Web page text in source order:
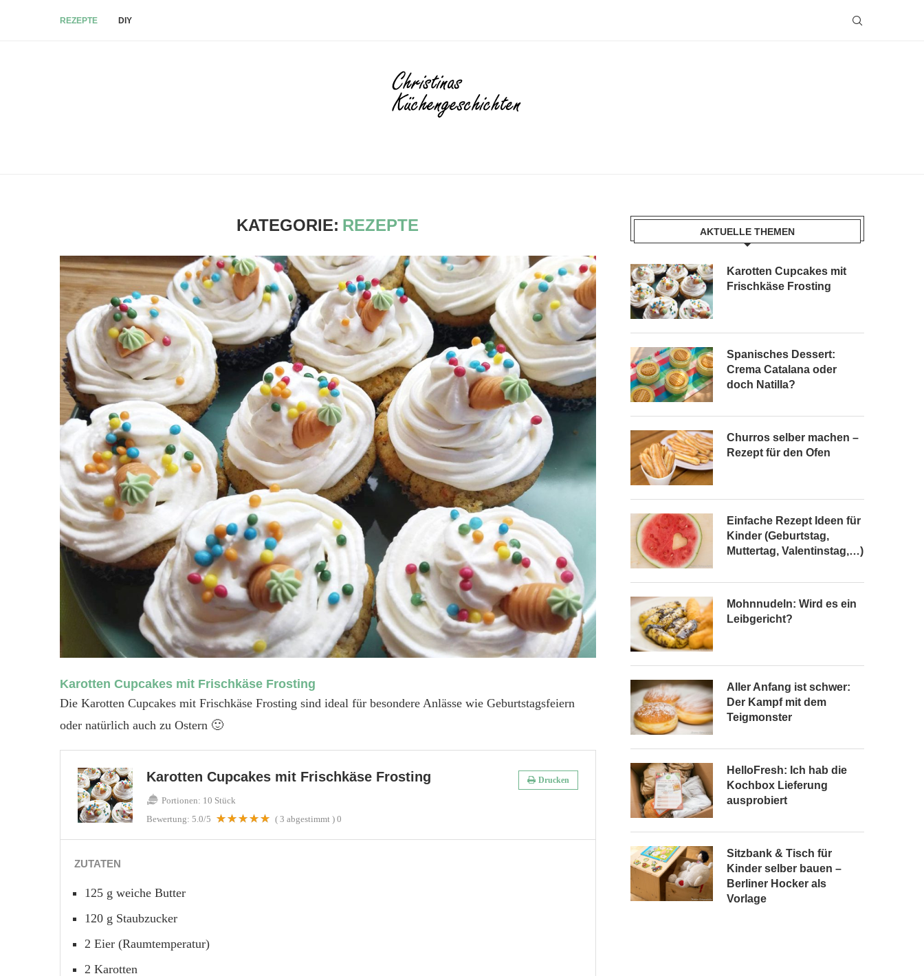
REZEPTE DIY
KATEGORIE: REZEPTE
Karotten Cupcakes mit Frischkäse Frosting
Die Karotten Cupcakes mit Frischkäse Frosting sind ideal für besondere Anlässe wie Geburtstagsfeiern
oder natürlich auch zu Ostern 🙂
Karotten Cupcakes mit Frischkäse Frosting Drucken
Portionen: 10 Stück
Bewertung: 5.0/5 ( 3 abgestimmt ) 0
ZUTATEN
125 g weiche Butter
120 g Staubzucker
2 Eier (Raumtemperatur)
2 Karotten
AKTUELLE THEMEN
Karotten Cupcakes mit
Frischkäse Frosting
Spanisches Dessert:
Crema Catalana oder
doch Natilla?
Churros selber machen –
Rezept für den Ofen
Einfache Rezept Ideen für
Kinder (Geburtstag,
Muttertag, Valentinstag,…)
Mohnnudeln: Wird es ein
Leibgericht?
Aller Anfang ist schwer:
Der Kampf mit dem
Teigmonster
HelloFresh: Ich hab die
Kochbox Lieferung
ausprobiert
Sitzbank & Tisch für
Kinder selber bauen –
Berliner Hocker als
Vorlage